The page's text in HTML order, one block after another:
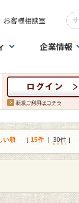
お客様相談室
検
企業情報
新規ご利用はコチラ
い順 ［ 15件｜ 30件 ］